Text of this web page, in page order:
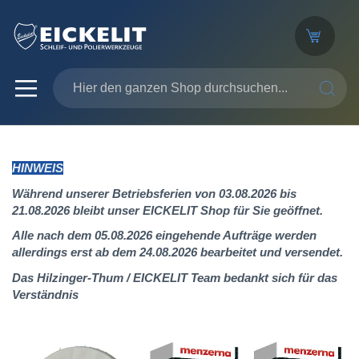
SUCHE
HINWEIS
Während unserer Betriebsferien von 03.08.2026 bis
21.08.2026 bleibt unser EICKELIT Shop für Sie geöffnet.
Alle nach dem 05.08.2026 eingehende Aufträge werden
allerdings erst ab dem 24.08.2026 bearbeitet und versendet.
Das Hilzinger-Thum / EICKELIT Team bedankt sich für das
Verständnis